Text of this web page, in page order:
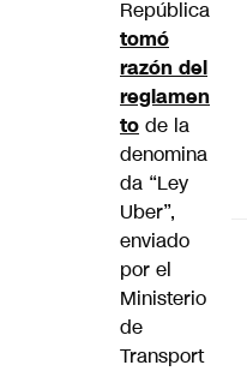
República
tomó
razón del
reglamen
to de la
denomina
da “Ley
Uber”,
enviado
por el
Ministerio
de
Transport